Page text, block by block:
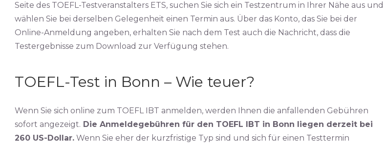
Seite des TOEFL-Testveranstalters ETS, suchen Sie sich ein Testzentrum in Ihrer Nähe aus und
wählen Sie bei derselben Gelegenheit einen Termin aus. Über das Konto, das Sie bei der
Online-Anmeldung angeben, erhalten Sie nach dem Test auch die Nachricht, dass die
Testergebnisse zum Download zur Verfügung stehen.
TOEFL-Test in Bonn – Wie teuer?
Wenn Sie sich online zum TOEFL IBT anmelden, werden Ihnen die anfallenden Gebühren
sofort angezeigt. Die Anmeldegebühren für den TOEFL IBT in Bonn liegen derzeit bei
260 US-Dollar. Wenn Sie eher der kurzfristige Typ sind und sich für einen Testtermin